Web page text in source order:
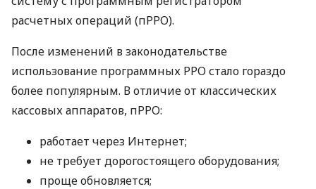
расчетных операций (пРРО).
После изменений в законодательстве
использование программных РРО стало гораздо
более популярным. В отличие от классических
кассовых аппаратов, пРРО:
работает через Интернет;
не требует дорогостоящего оборудования;
проще обновляется;